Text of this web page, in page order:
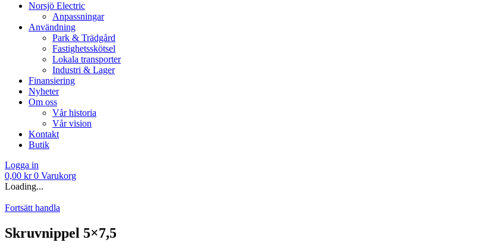
Norsjö Electric
Anpassningar
Användning
Park & Trädgård
Fastighetsskötsel
Lokala transporter
Industri & Lager
Finansiering
Nyheter
Om oss
Vår historia
Vår vision
Kontakt
Butik
Logga in
0,00 kr 0 Varukorg
Loading...
Fortsätt handla
Skruvnippel 5×7,5